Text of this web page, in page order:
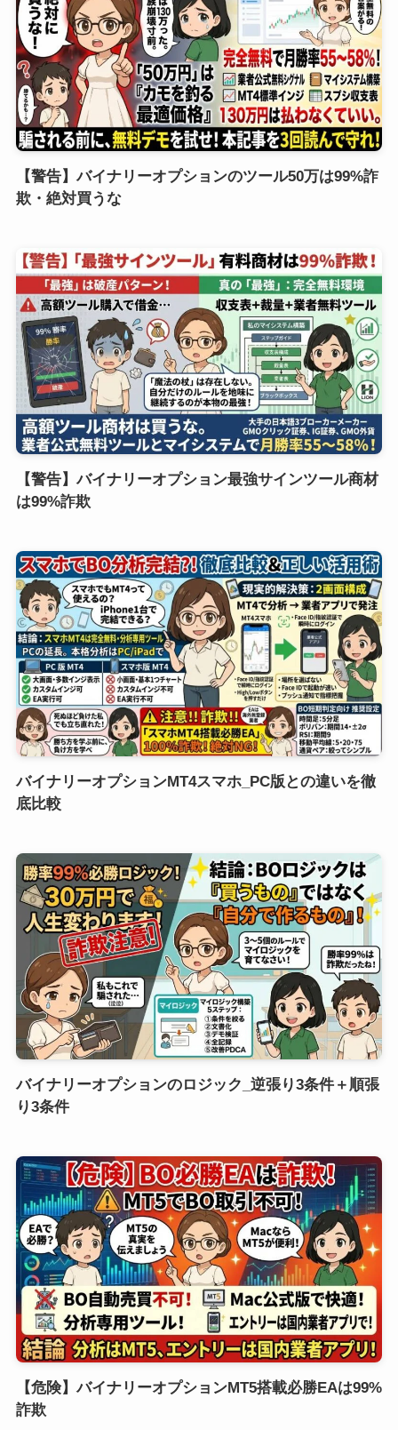
【警告】バイナリーオプションのツール50万は99%詐
欺・絶対買うな
【警告】バイナリーオプション最強サインツール商材
は99%詐欺
バイナリーオプションMT4スマホ_PC版との違いを徹
底比較
バイナリーオプションのロジック_逆張り3条件＋順張
り3条件
【危険】バイナリーオプションMT5搭載必勝EAは99%
詐欺